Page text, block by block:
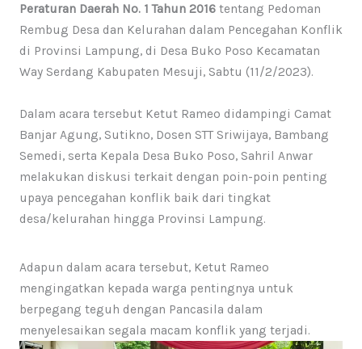
Peraturan Daerah No. 1 Tahun 2016 tentang Pedoman
Rembug Desa dan Kelurahan dalam Pencegahan Konflik
di Provinsi Lampung, di Desa Buko Poso Kecamatan
Way Serdang Kabupaten Mesuji, Sabtu (11/2/2023).
Dalam acara tersebut Ketut Rameo didampingi Camat
Banjar Agung, Sutikno, Dosen STT Sriwijaya, Bambang
Semedi, serta Kepala Desa Buko Poso, Sahril Anwar
melakukan diskusi terkait dengan poin-poin penting
upaya pencegahan konflik baik dari tingkat
desa/kelurahan hingga Provinsi Lampung.
Adapun dalam acara tersebut, Ketut Rameo
mengingatkan kepada warga pentingnya untuk
berpegang teguh dengan Pancasila dalam
menyelesaikan segala macam konflik yang terjadi.